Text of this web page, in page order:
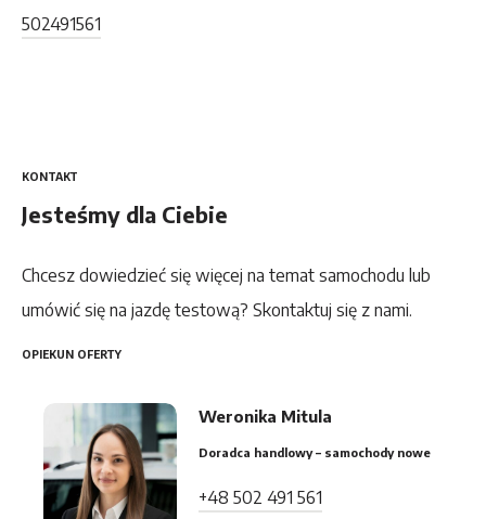
502491561
KONTAKT
Jesteśmy dla Ciebie
Chcesz dowiedzieć się więcej na temat samochodu lub
umówić się na jazdę testową? Skontaktuj się z nami.
OPIEKUN OFERTY
Weronika Mitula
Doradca handlowy – samochody nowe
+48 502 491 561